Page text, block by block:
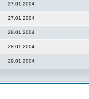
27.01.2004
27.01.2004
28.01.2004
28.01.2004
29.01.2004